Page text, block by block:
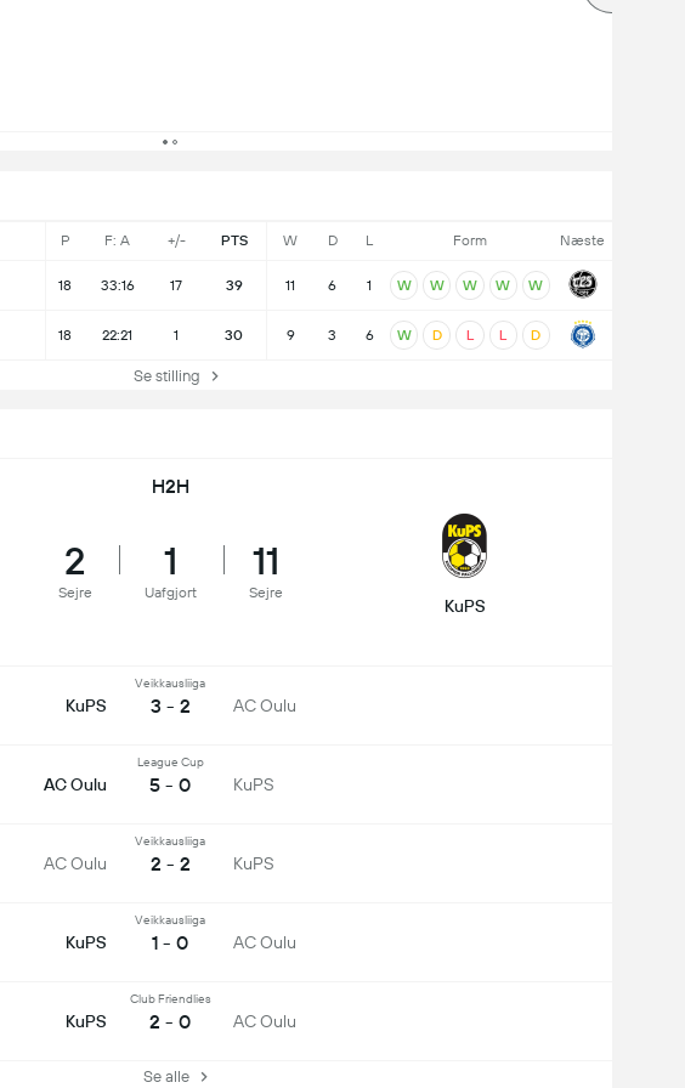
P F: A +/- PTS W D L Form Næste
18 33:16 17 39 11 6 1 W W W W W
18 22:21 1 30 9 3 6 W D L L D
Se stilling
H2H
2
Sejre
1
Uafgjort
11
Sejre
KuPS
KuPS
Veikkausliiga
3 - 2 AC Oulu
AC Oulu
League Cup
5 - 0 KuPS
AC Oulu
Veikkausliiga
2 - 2 KuPS
KuPS
Veikkausliiga
1 - 0 AC Oulu
KuPS
Club Friendlies
2 - 0 AC Oulu
Se alle